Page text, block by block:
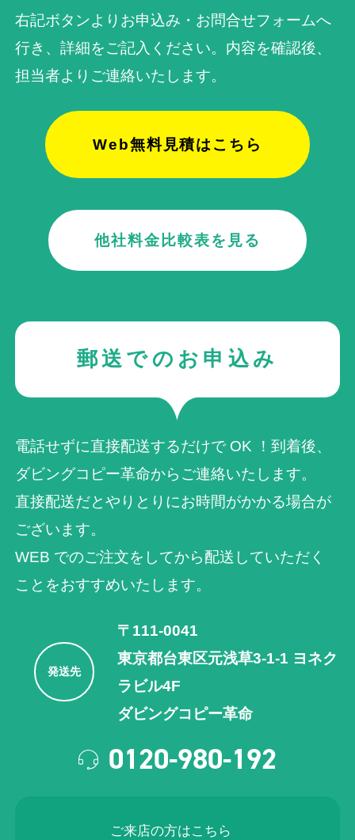
右記ボタンよりお申込み・お問合せフォームへ
行き、詳細をご記入ください。内容を確認後、
担当者よりご連絡いたします。
Web無料見積はこちら
他社料金比較表を見る
郵送でのお申込み
電話せずに直接配送するだけで OK ！到着後、
ダビングコピー革命からご連絡いたします。
直接配送だとやりとりにお時間がかかる場合が
ございます。
WEB でのご注⽂をしてから配送していただく
ことをおすすめいたします。
発送先
〒111-0041
東京都台東区元浅草3-1-1 ヨネク
ラビル4F
ダビングコピー革命
0120-980-192
ご来店の方はこちら